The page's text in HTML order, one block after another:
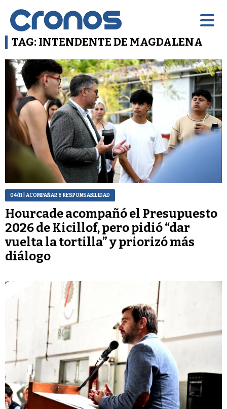
TAG: INTENDENTE DE MAGDALENA
04/11| ACOMPAÑAR Y RESPONSABILIDAD
Hourcade acompañó el Presupuesto
2026 de Kicillof, pero pidió “dar
vuelta la tortilla” y priorizó más
diálogo